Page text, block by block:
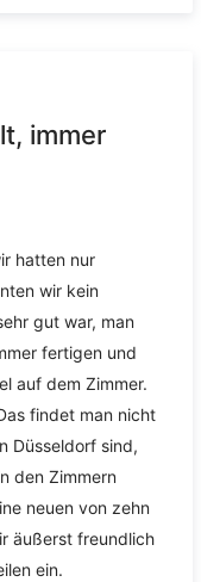
immer
hatten nur
wir kein
gut war, man
fertigen und
auf dem Zimmer.
findet man nicht
Düsseldorf sind,
den Zimmern
neuen von zehn
äußerst freundlich
ein.